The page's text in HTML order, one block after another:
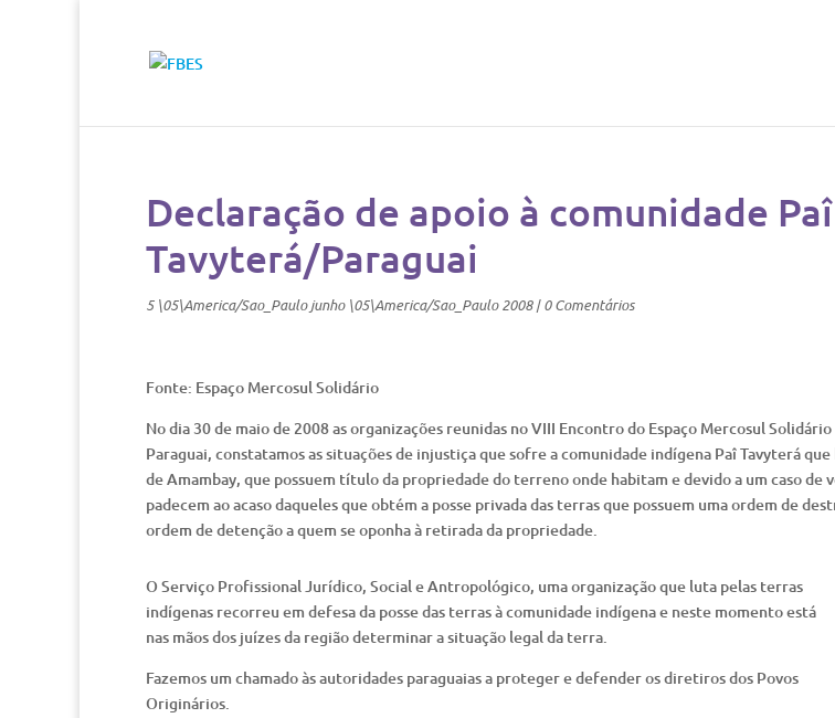
Declaração de apoio à comunidade Paî
Tavyterá/Paraguai
5 \05\America/Sao_Paulo junho \05\America/Sao_Paulo 2008|0 Comentários
Fonte: Espaço Mercosul Solidário
No dia 30 de maio de 2008 as organizações reunidas no VIII Encontro do Espaço Mercosul
Paraguai, constatamos as situações de injustiça que sofre a comunidade indígena Paî Tavyterá
de Amambay, que possuem título da propriedade do terreno onde habitam e devido a um caso de
padecem ao acaso daqueles que obtém a posse privada das terras que possuem uma ordem de
ordem de detenção a quem se oponha à retirada da propriedade.
O Serviço Profissional Jurídico, Social e Antropológico, uma organização que luta pelas terras
indígenas recorreu em defesa da posse das terras à comunidade indígena e neste momento está
nas mãos dos juízes da região determinar a situação legal da terra.
Fazemos um chamado às autoridades paraguaias a proteger e defender os diretiros dos Povos
Originários.